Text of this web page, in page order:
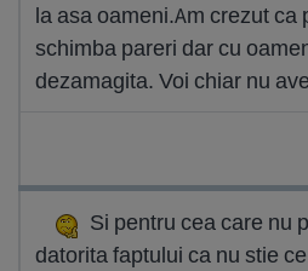
la asa oameni.Am crezut ca
schimba pareri dar cu
dezamagita. Voi chiar nu
Si pentru cea care nu
datorita faptului ca nu stie